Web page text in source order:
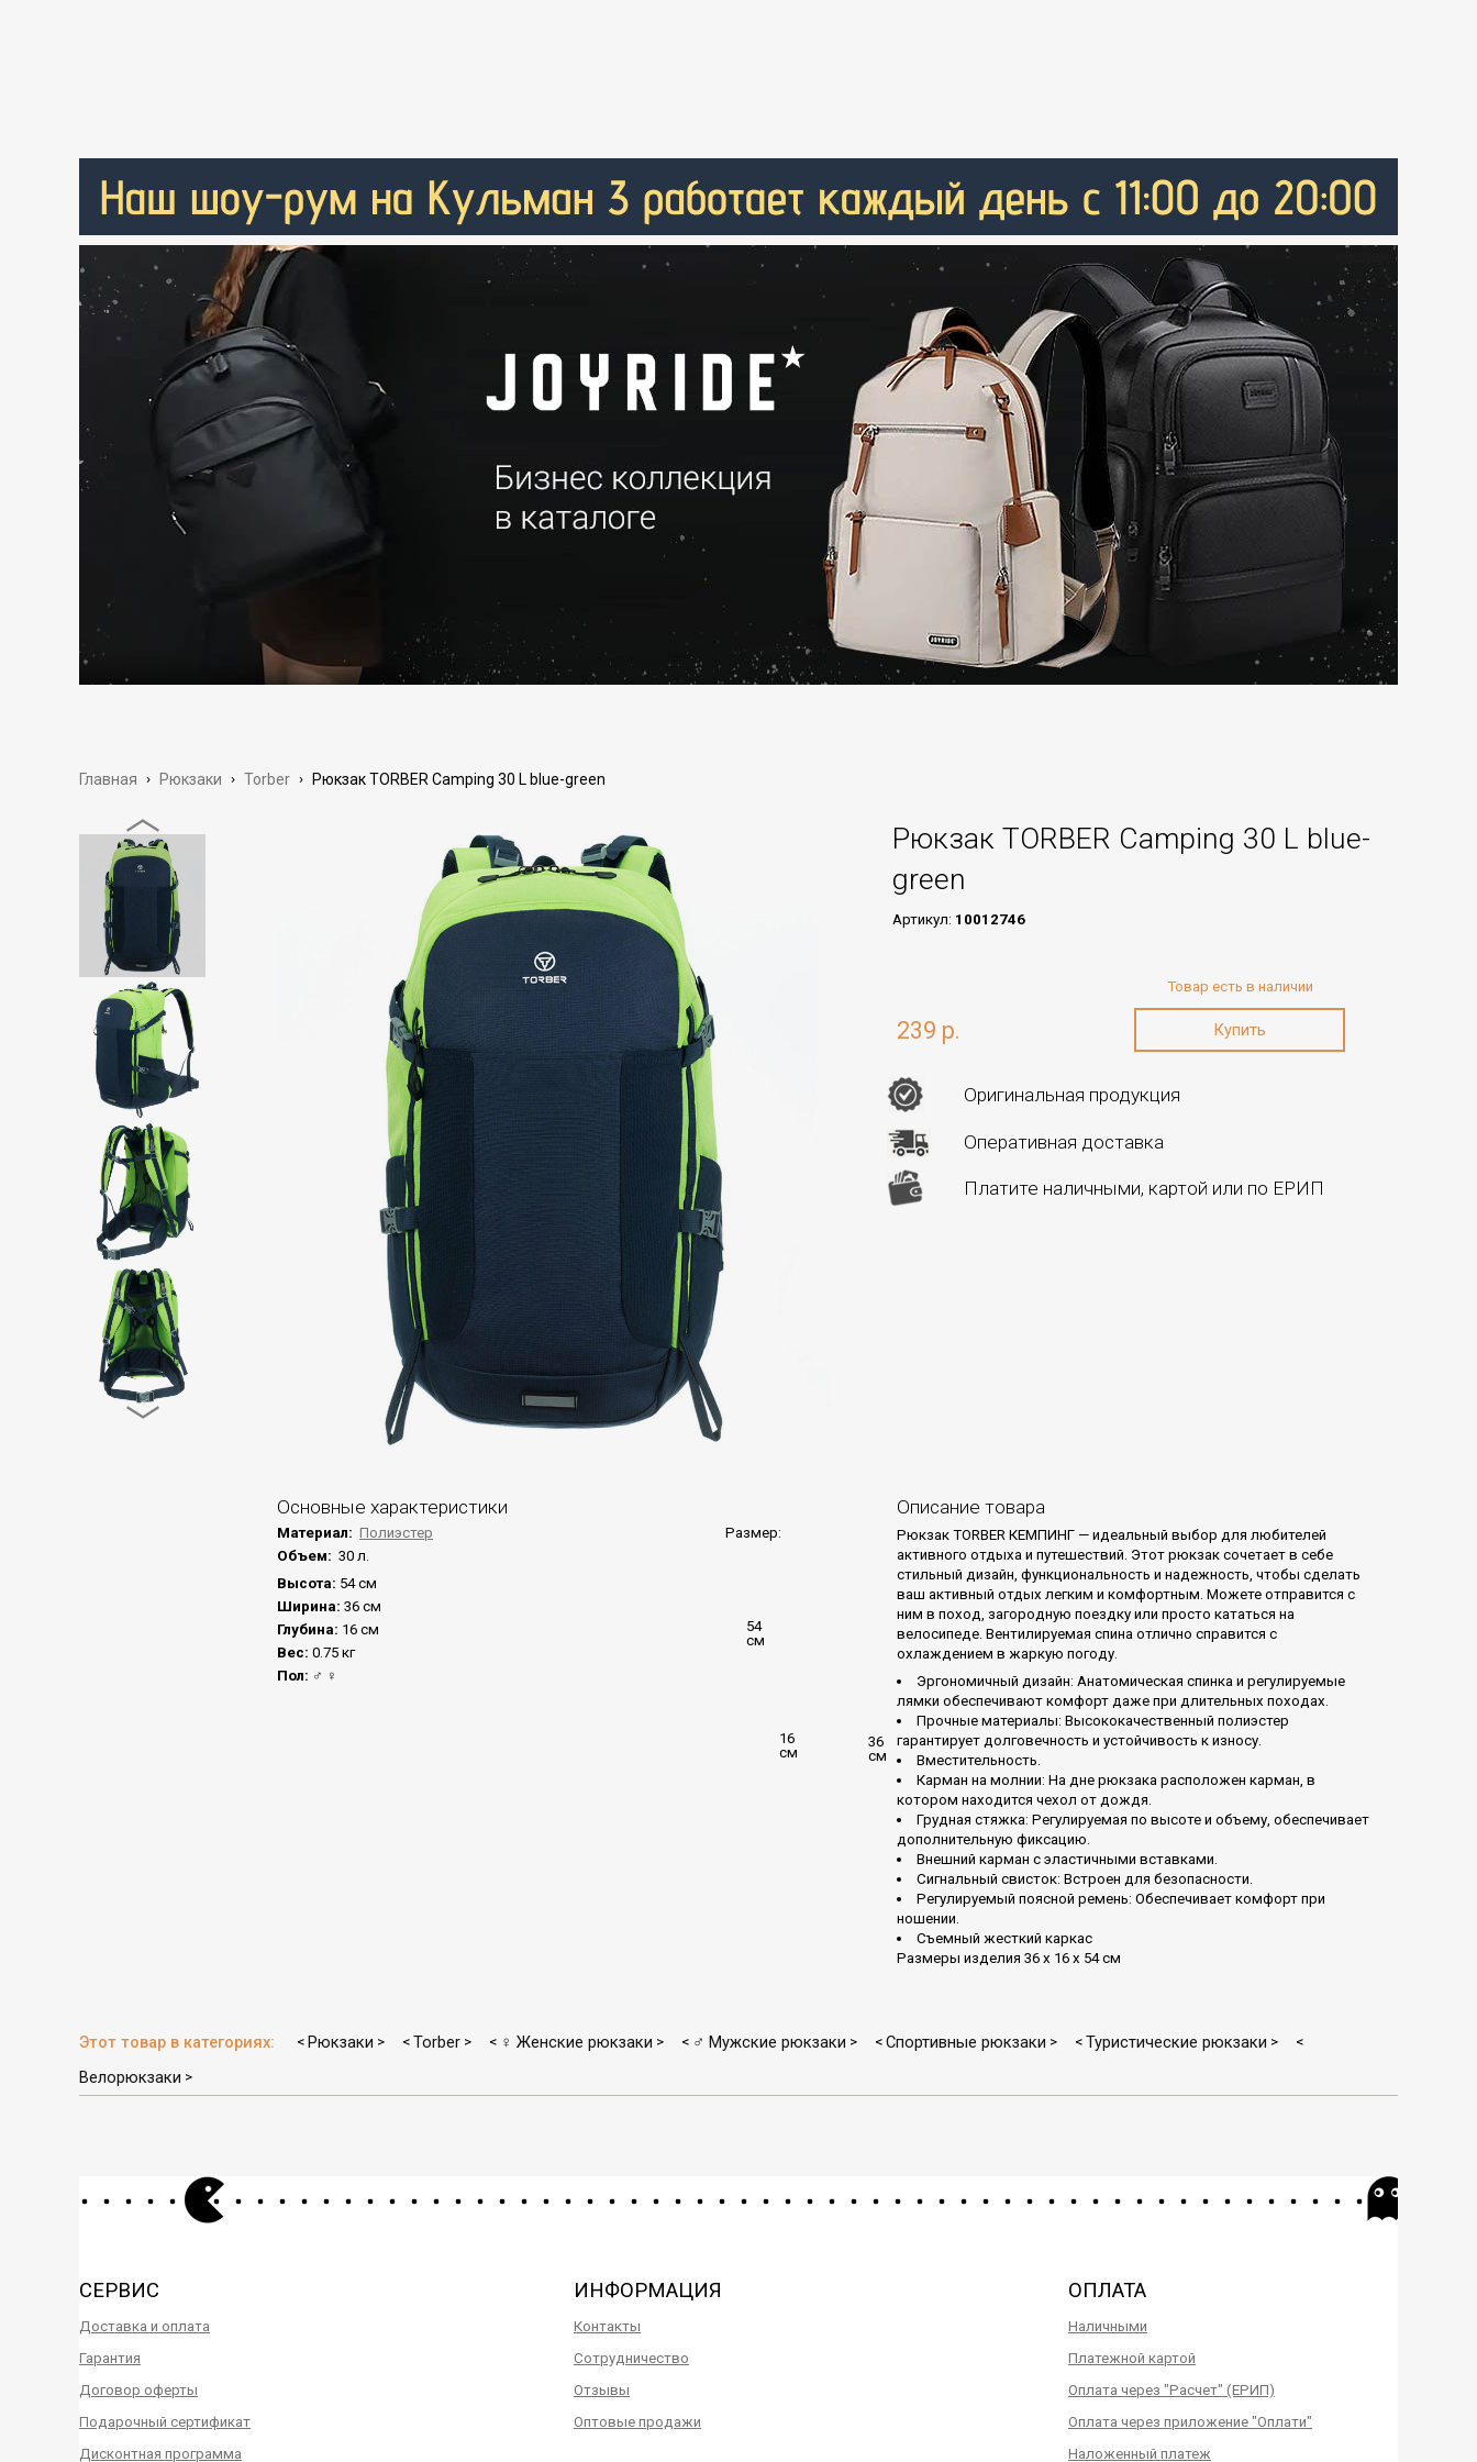
Главная › Рюкзаки › Torber › Рюкзак TORBER Camping 30 L blue-green
Рюкзак TORBER Camping 30 L blue-
green
Артикул: 10012746
239 р.
Товар есть в наличии
Оригинальная продукция
Оперативная доставка
Платите наличными, картой или по ЕРИП
Основные характеристики
54
см
16
см
36
см
Размер:
Материал: Полиэстер
Объем: 30 л.
Высота: 54 см
Ширина: 36 см
Глубина: 16 см
Вес: 0.75 кг
Пол: ♂ ♀
Описание товара
Рюкзак TORBER КЕМПИНГ — идеальный выбор для любителей
активного отдыха и путешествий. Этот рюкзак сочетает в себе
стильный дизайн, функциональность и надежность, чтобы сделать
ваш активный отдых легким и комфортным. Можете отправится с
ним в поход, загородную поездку или просто кататься на
велосипеде. Вентилируемая спина отлично справится с
охлаждением в жаркую погоду.
Эргономичный дизайн: Анатомическая спинка и регулируемые
лямки обеспечивают комфорт даже при длительных походах.
Прочные материалы: Высококачественный полиэстер
гарантирует долговечность и устойчивость к износу.
Вместительность.
Карман на молнии: На дне рюкзака расположен карман, в
котором находится чехол от дождя.
Грудная стяжка: Регулируемая по высоте и объему, обеспечивает
дополнительную фиксацию.
Внешний карман с эластичными вставками.
Сигнальный свисток: Встроен для безопасности.
Регулируемый поясной ремень: Обеспечивает комфорт при
ношении.
Съемный жесткий каркас
Размеры изделия 36 х 16 х 54 см
Этот товар в категориях: < Рюкзаки > < Torber > < ♀ Женские рюкзаки > < ♂ Мужские рюкзаки > < Спортивные рюкзаки > < Туристические рюкзаки > <
Велорюкзаки >
СЕРВИС
Доставка и оплата
Гарантия
Договор оферты
Подарочный сертификат
Дисконтная программа
ИНФОРМАЦИЯ
Контакты
Сотрудничество
Отзывы
Оптовые продажи
ОПЛАТА
Наличными
Платежной картой
Оплата через "Расчет" (ЕРИП)
Оплата через приложение "Оплати"
Наложенный платеж